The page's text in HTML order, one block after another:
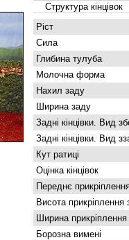
Структура кінцівок
Ріст
Сила
Глибина тулуба
Молочна форма
Нахил заду
Ширина заду
Задні кінцівки. Вид
Задні кінцівки. Вид
Кут ратиці
Оцінка кінцівок
Переднє
Висота прикріплення
Ширина прикріплення
Борозна вимені